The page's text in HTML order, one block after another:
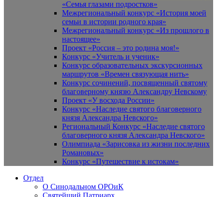
«Семья глазами подростков»
Межрегиональный конкурс «История моей
семьи в истории родного края»
Межрегиональный конкурс «Из прошлого в
настоящее»
Проект «Россия – это родина моя!»
Конкурс «Учитель и ученик»
Конкурс образовательных экскурсионных
маршрутов «Времен связующая нить»
Конкурс сочинений, посвященный святому
благоверному князю Александру Невскому
Проект «У восхода России»
Конкурс «Наследие святого благоверного
князя Александра Невского»
Региональный Конкурс «Наследие святого
благоверного князя Александра Невского»
Олимпиада «Зарисовка из жизни последних
Романовых»
Конкурс «Путешествие к истокам»
Отдел
О Синодальном ОРОиК
Святейший Патриарх